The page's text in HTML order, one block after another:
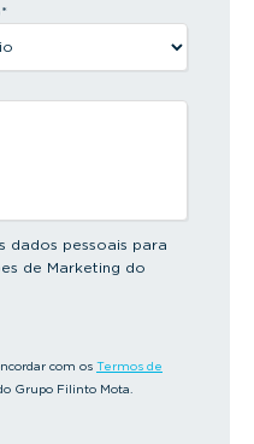
*
dados pessoais para
de Marketing do
com os Termos de
Grupo Filinto Mota.